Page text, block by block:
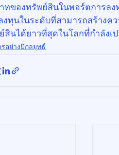
ทของทรัพย์สินในพอร์ตการล
งทุนในระดับที่สามารถสร้างค
สินได้ยาวที่สุดในโลกที่กำลังเ
อย่างมีกลยุทธ์